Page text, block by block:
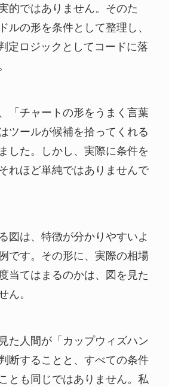
的ではありません。そのた
ルの形を条件として整理し、
定ロジックとしてコードに落
「チャートの形をうまく言葉
ツールが候補を拾ってくれる
した。しかし、実際に条件を
れほど単純ではありませんで
図は、特徴が分かりやすいよ
です。その形に、実際の相場
当てはまるのかは、図を見た
ん。
た人間が「カップウィズハン
断することと、すべての条件
とも同じではありません。私